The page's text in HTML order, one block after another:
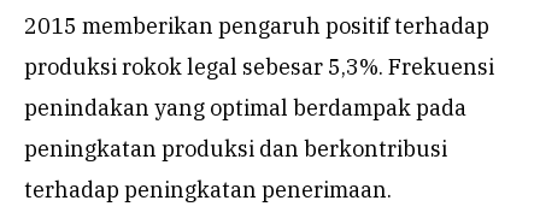
2015 memberikan pengaruh positif terhadap
produksi rokok legal sebesar 5,3%. Frekuensi
penindakan yang optimal berdampak pada
peningkatan produksi dan berkontribusi
terhadap peningkatan penerimaan.